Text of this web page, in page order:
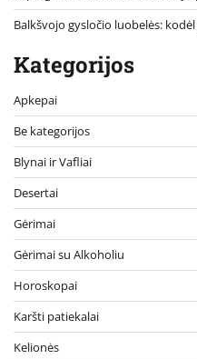
Balkšvojo gysločio luobelės:
Kategorijos
Apkepai
Be kategorijos
Blynai ir Vafliai
Desertai
Gėrimai
Gėrimai su Alkoholiu
Horoskopai
Karšti patiekalai
Kelionės